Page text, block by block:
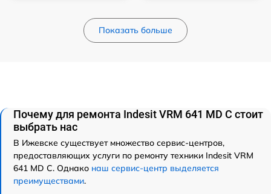
Показать больше
Почему для ремонта Indesit VRM 641 MD C стоит
выбрать нас
В Ижевске существует множество сервис-центров,
предоставляющих услуги по ремонту техники Indesit VRM
641 MD C. Однако наш сервис-центр выделяется
преимуществами.